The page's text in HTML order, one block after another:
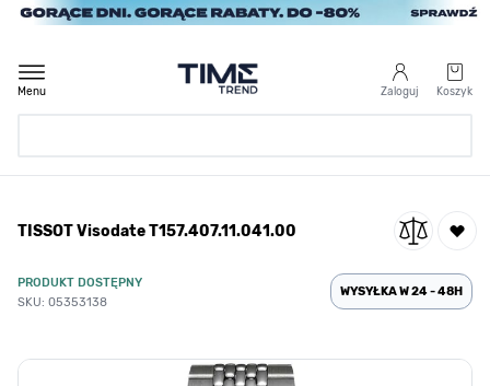
Przejdź do treści
Zaloguj Koszyk
Menu
TISSOT Visodate T157.407.11.041.00
TISSOT Visodate T157.407.11.041.00
PRODUKT DOSTĘPNY
SKU: 05353138
WYSYŁKA W 24 - 48H